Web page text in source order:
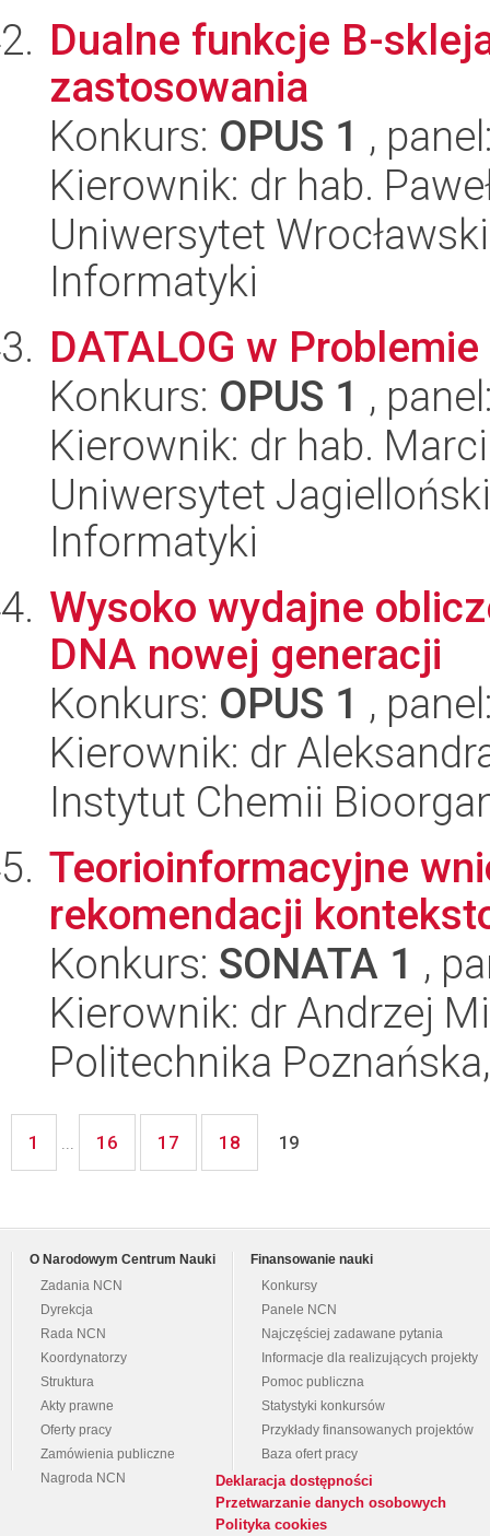
Dualne funkcje B-
zastosowania
Konkurs: OPUS 1 ,
Kierownik: dr hab.
Uniwersytet
Informatyki
DATALOG w
Konkurs: OPUS 1 ,
Kierownik: dr hab.
Uniwersytet
Informatyki
Wysoko wydajne
DNA nowej generacji
Konkurs: OPUS 1 ,
Kierownik: dr
Instytut Chemii
Teorioinformacyjne
rekomendacji
Konkurs: SONATA 1 ,
Kierownik: dr Andrzej
Politechnika
1 ... 16 17 18 19
O Narodowym Centrum Nauki
Zadania NCN
Dyrekcja
Rada NCN
Koordynatorzy
Struktura
Akty prawne
Oferty pracy
Zamówienia publiczne
Nagroda NCN
Finansowanie nauki
Konkursy
Panele NCN
Najczęściej zadawane pytania
Informacje dla realizujących projekty
Pomoc publiczna
Statystyki konkursów
Przykłady finansowanych projektów
Baza ofert pracy
Deklaracja dostępności
Przetwarzanie danych osobowych
Polityka cookies